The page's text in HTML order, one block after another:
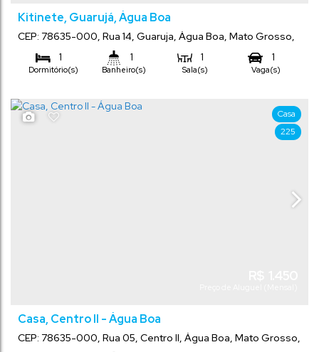
Kitinete, Guarujá, Água Boa
CEP: 78635-000, Rua 14, Guaruja, Água Boa, Mato Grosso,
1
Dormitório(s)
1
Banheiro(s)
1
Sala(s)
1
Vaga(s)
225
Casa
Casa, Centro II - Água Boa
CEP: 78635-000, Rua 05, Centro II, Água Boa, Mato Grosso,